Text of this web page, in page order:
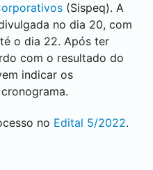
(Sispeq). A
no dia 20, com
o dia 22. Após ter
com o resultado do
indicar os
no Edital 5/2022.